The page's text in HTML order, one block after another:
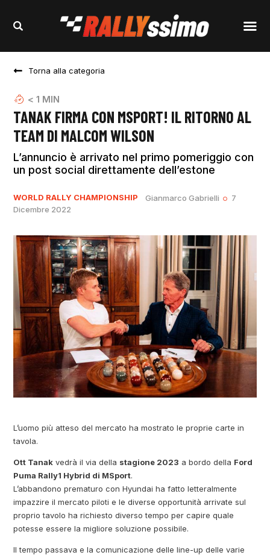
Torna alla categoria
< 1 MIN
TANAK FIRMA CON MSPORT! IL RITORNO AL
TEAM DI MALCOM WILSON
L’annuncio è arrivato nel primo pomeriggio con
un post social direttamente dell’estone
WORLD RALLY CHAMPIONSHIP Gianmarco Gabrielli
7
Dicembre 2022
L’uomo più atteso del mercato ha mostrato le proprie carte in
tavola.
Ott Tanak vedrà il via della stagione 2023 a bordo della Ford
Puma Rally1 Hybrid di MSport.
L’abbandono prematuro con Hyundai ha fatto letteralmente
impazzire il mercato piloti e le diverse opportunità arrivate sul
proprio tavolo ha richiesto diverso tempo per capire quale
potesse essere la migliore soluzione possibile.
Il tempo passava e la comunicazione delle line-up delle varie